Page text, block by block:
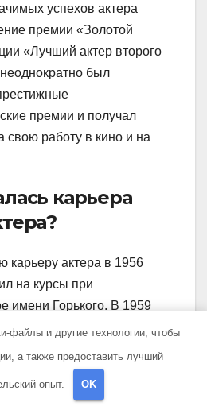
успехов актера
премии «Золотой
«Лучший актер второго
был
премии и получал
свою работу в кино и на
карьера
карьеру актера в 1956
на курсы при
имени Горького. В 1959
в труппу этого театра и
были в
файлы и другие технологии, чтобы
а также предоставить лучший
опыт. OK